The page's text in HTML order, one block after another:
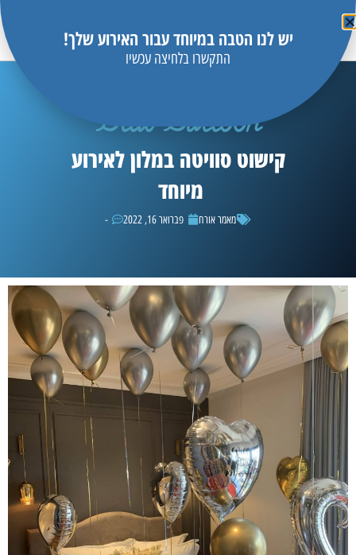
Blue Balloon
קישוט סוויטה במלון לאירוע
מיוחד
מאמר אורח פברואר 16, 2022 -
יש לנו הטבה במיוחד עבור האירוע שלך!
התקשרו בלחיצה עכשיו